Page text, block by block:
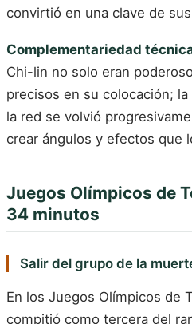
convirtió en una clave de
Complementariedad
Chi-lin no solo eran
precisos en su colocación;
la red se volvió
crear ángulos y efectos que
Juegos Olímpicos de
34 minutos
Salir del grupo de la
En los Juegos Olímpicos de
compitió como tercera del